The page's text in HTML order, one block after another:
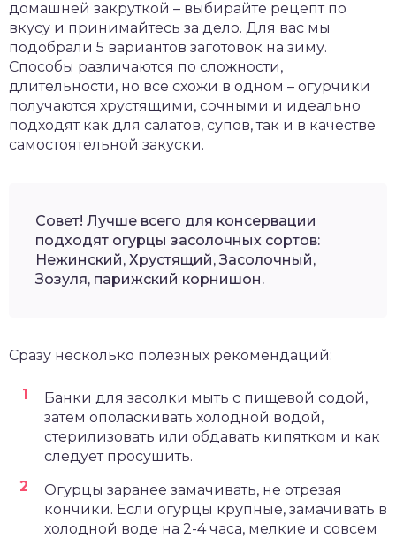
домашней закруткой – выбирайте рецепт по
вкусу и принимайтесь за дело. Для вас мы
подобрали 5 вариантов заготовок на зиму.
Способы различаются по сложности,
длительности, но все схожи в одном – огурчики
получаются хрустящими, сочными и идеально
подходят как для салатов, супов, так и в качестве
самостоятельной закуски.
Совет! Лучше всего для консервации
подходят огурцы засолочных сортов:
Нежинский, Хрустящий, Засолочный,
Зозуля, парижский корнишон.
Сразу несколько полезных рекомендаций:
Банки для засолки мыть с пищевой содой,
затем ополаскивать холодной водой,
стерилизовать или обдавать кипятком и как
следует просушить.
Огурцы заранее замачивать, не отрезая
кончики. Если огурцы крупные, замачивать в
холодной воде на 2-4 часа, мелкие и совсем